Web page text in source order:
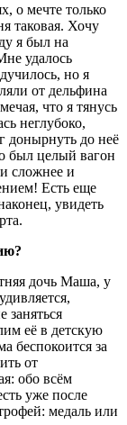
о мечте только
таковая. Хочу
я был на
удалось
но я
от дельфина
что я тянусь
неглубоко,
донырнуть до неё
был целый вагон
сложнее и
Есть еще
увидеть
дочь Маша, у
заняться
её в детскую
беспокоится за
от
обо всём
уже после
медаль или